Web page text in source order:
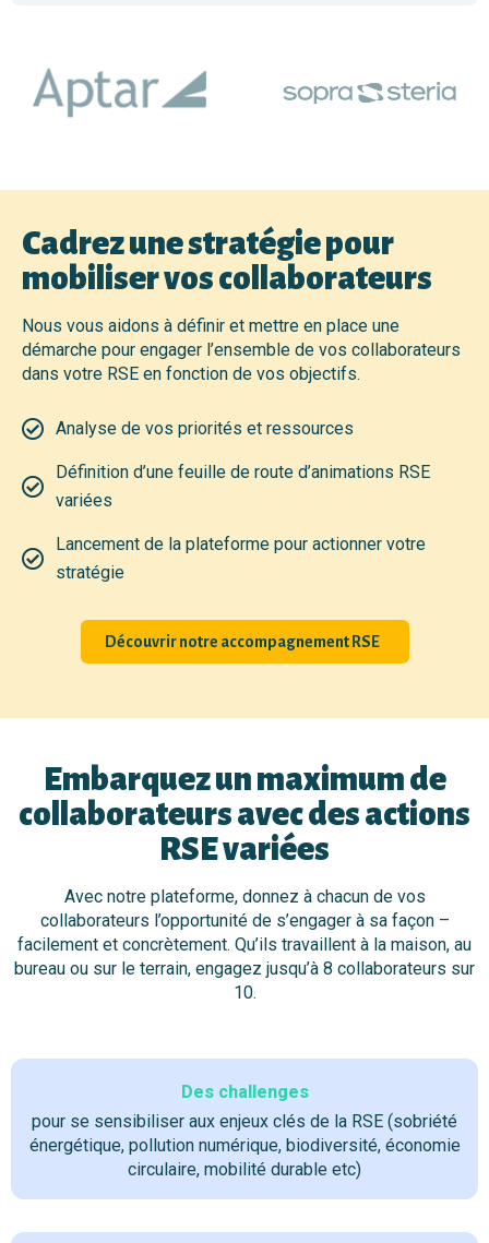
Cadrez une stratégie pour
mobiliser vos collaborateurs
Nous vous aidons à définir et mettre en place une
démarche pour engager l’ensemble de vos collaborateurs
dans votre RSE en fonction de vos objectifs.
Analyse de vos priorités et ressources
Définition d’une feuille de route d’animations RSE
variées
Lancement de la plateforme pour actionner votre
stratégie
Découvrir notre accompagnement RSE
Embarquez un maximum de
collaborateurs avec des actions
RSE variées
Avec notre plateforme, donnez à chacun de vos
collaborateurs l’opportunité de s’engager à sa façon –
facilement et concrètement. Qu’ils travaillent à la maison, au
bureau ou sur le terrain, engagez jusqu’à 8 collaborateurs sur
10.
Des challenges
pour se sensibiliser aux enjeux clés de la RSE (sobriété
énergétique, pollution numérique, biodiversité, économie
circulaire, mobilité durable etc)